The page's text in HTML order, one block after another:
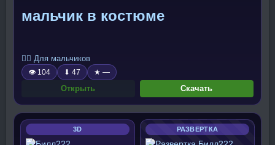
мальчик в костюме
🧍‍♂️ Для мальчиков
👁 104 ⬇ 47 ★ —
Открыть Скачать
3D РАЗВЕРТКА